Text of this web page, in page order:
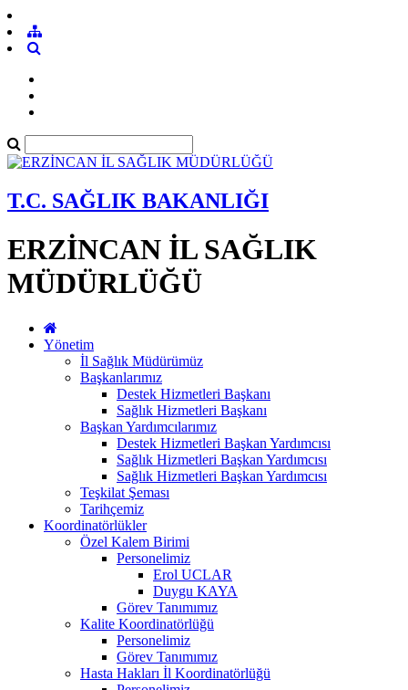
T.C. SAĞLIK BAKANLIĞI
ERZİNCAN İL SAĞLIK
MÜDÜRLÜĞÜ
Yönetim
İl Sağlık Müdürümüz
Başkanlarımız
Destek Hizmetleri Başkanı
Sağlık Hizmetleri Başkanı
Başkan Yardımcılarımız
Destek Hizmetleri Başkan Yardımcısı
Sağlık Hizmetleri Başkan Yardımcısı
Sağlık Hizmetleri Başkan Yardımcısı
Teşkilat Şeması
Tarihçemiz
Koordinatörlükler
Özel Kalem Birimi
Personelimiz
Erol UCLAR
Duygu KAYA
Görev Tanımımız
Kalite Koordinatörlüğü
Personelimiz
Görev Tanımımız
Hasta Hakları İl Koordinatörlüğü